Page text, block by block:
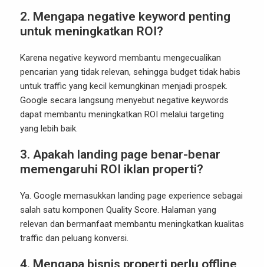
2. Mengapa negative keyword penting
untuk meningkatkan ROI?
Karena negative keyword membantu mengecualikan
pencarian yang tidak relevan, sehingga budget tidak habis
untuk traffic yang kecil kemungkinan menjadi prospek.
Google secara langsung menyebut negative keywords
dapat membantu meningkatkan ROI melalui targeting
yang lebih baik.
3. Apakah landing page benar-benar
memengaruhi ROI iklan properti?
Ya. Google memasukkan landing page experience sebagai
salah satu komponen Quality Score. Halaman yang
relevan dan bermanfaat membantu meningkatkan kualitas
traffic dan peluang konversi.
4. Mengapa bisnis properti perlu offline